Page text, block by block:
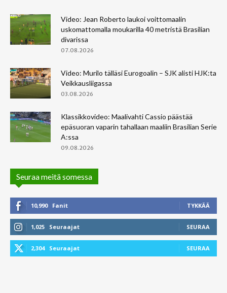
Video: Jean Roberto laukoi voittomaalin
uskomattomalla moukarilla 40 metristä Brasilian
divarissa
07.08.2026
Video: Murilo tälläsi Eurogoalin – SJK alisti HJK:ta
Veikkausliigassa
03.08.2026
Klassikkovideo: Maalivahti Cassio päästää
epäsuoran vaparin tahallaan maaliin Brasilian Serie
A:ssa
09.08.2026
Seuraa meitä somessa
10,990 Fanit TYKKÄÄ
1,025 Seuraajat SEURAA
2,304 Seuraajat SEURAA